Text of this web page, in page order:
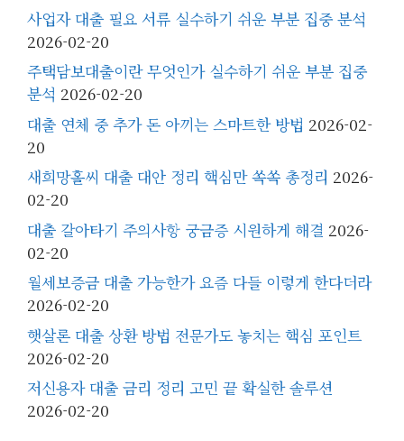
사업자 대출 필요 서류 실수하기 쉬운 부분 집중 분석
2026-02-20
주택담보대출이란 무엇인가 실수하기 쉬운 부분 집중
분석 2026-02-20
대출 연체 중 추가 돈 아끼는 스마트한 방법 2026-02-
20
새희망홀씨 대출 대안 정리 핵심만 쏙쏙 총정리 2026-
02-20
대출 갈아타기 주의사항 궁금증 시원하게 해결 2026-
02-20
월세보증금 대출 가능한가 요즘 다들 이렇게 한다더라
2026-02-20
햇살론 대출 상환 방법 전문가도 놓치는 핵심 포인트
2026-02-20
저신용자 대출 금리 정리 고민 끝 확실한 솔루션
2026-02-20